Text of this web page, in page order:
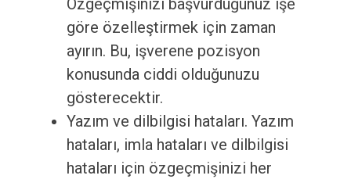
Özgeçmişinizi başvurduğunuz işe
göre özelleştirmek için zaman
ayırın. Bu, işverene pozisyon
konusunda ciddi olduğunuzu
gösterecektir.
Yazım ve dilbilgisi hataları. Yazım
hataları, imla hataları ve dilbilgisi
hataları için özgeçmişinizi her